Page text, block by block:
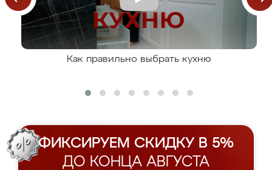
Как правильно выбрать кухню
ФИКСИРУЕМ СКИДКУ В 5%
ДО КОНЦА АВГУСТА